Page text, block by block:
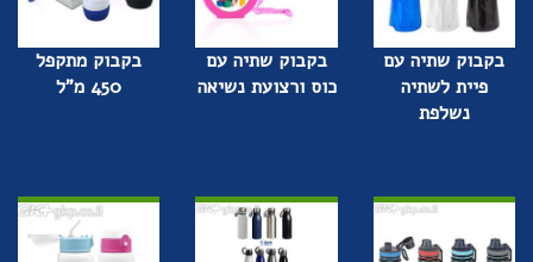
בקבוק שתיה עם
פיית לשתיה
נשלפת
בקבוק שתיה עם
כוס ורצועת נשיאה
בקבוק מתקפל
450 מ"ל